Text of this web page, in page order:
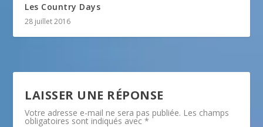
Les Country Days
28 juillet 2016
LAISSER UNE RÉPONSE
Votre adresse e-mail ne sera pas publiée. Les champs
obligatoires sont indiqués avec*